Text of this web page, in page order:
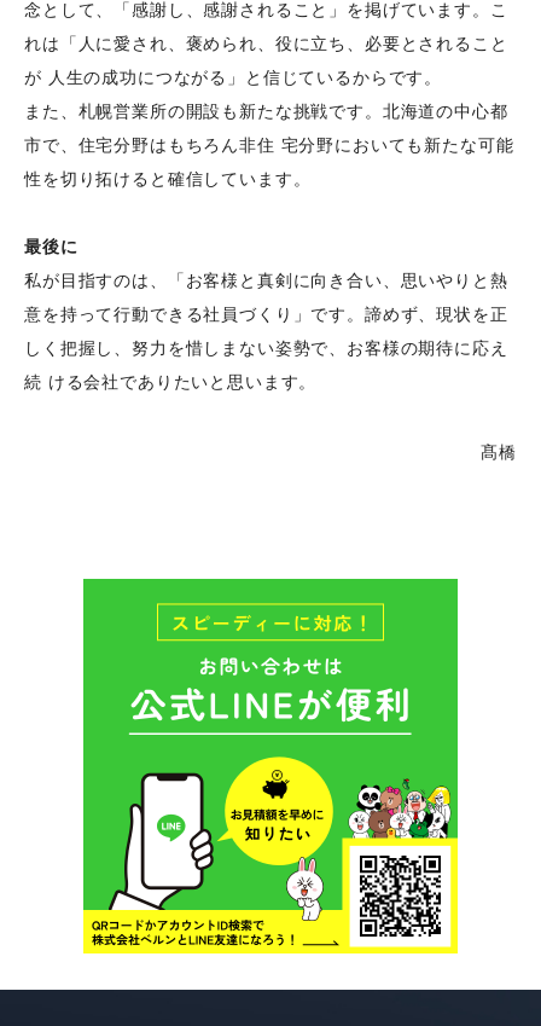
念として、「感謝し、感謝されること」を掲げています。こ
れは「人に愛され、褒められ、役に立ち、必要とされること
が 人生の成功につながる」と信じているからです。
また、札幌営業所の開設も新たな挑戦です。北海道の中心都
市で、住宅分野はもちろん非住 宅分野においても新たな可能
性を切り拓けると確信しています。
最後に
私が目指すのは、「お客様と真剣に向き合い、思いやりと熱
意を持って行動できる社員づくり」です。諦めず、現状を正
しく把握し、努力を惜しまない姿勢で、お客様の期待に応え
続 ける会社でありたいと思います。
髙橋